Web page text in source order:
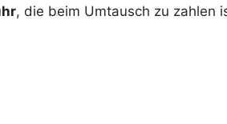
, die beim Umtausch zu zahlen